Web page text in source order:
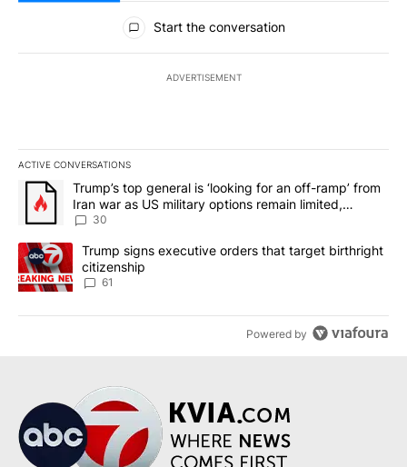
All Comments
Start the conversation
ADVERTISEMENT
ACTIVE CONVERSATIONS
The following is a list of the most commented articles in the last
A trending article titled "Trump’s top general is ‘looking for an
Trump’s top general is ‘looking for an off-ramp’ from
Iran war as US military options remain limited,
sources say
30
A trending article titled "Trump signs executive orders that
Trump signs executive orders that target birthright
citizenship
61
Powered by